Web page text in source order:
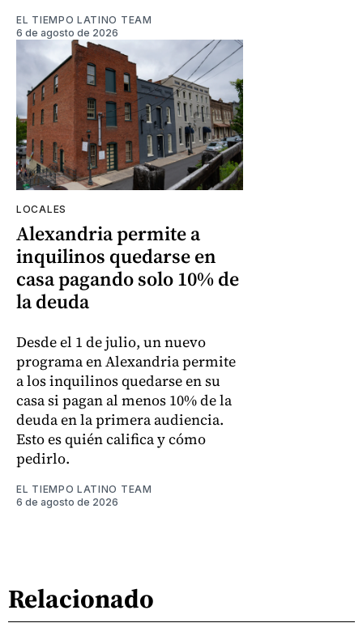
EL TIEMPO LATINO TEAM
6 de agosto de 2026
LOCALES
Alexandria permite a
inquilinos quedarse en
casa pagando solo 10% de
la deuda
Desde el 1 de julio, un nuevo
programa en Alexandria permite
a los inquilinos quedarse en su
casa si pagan al menos 10% de la
deuda en la primera audiencia.
Esto es quién califica y cómo
pedirlo.
EL TIEMPO LATINO TEAM
6 de agosto de 2026
Relacionado